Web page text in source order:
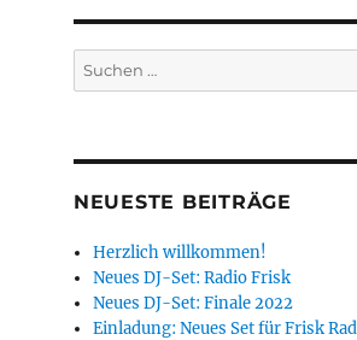
Suchen
nach:
NEUESTE BEITRÄGE
Herzlich willkommen!
Neues DJ-Set: Radio Frisk
Neues DJ-Set: Finale 2022
Einladung: Neues Set für Frisk